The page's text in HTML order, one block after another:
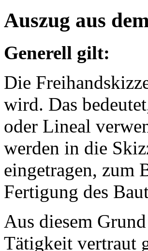
Auszug aus
Generell gilt:
Die
wird. Das
oder Lineal
werden in die
eingetragen, zum
Fertigung des
Aus diesem
Tätigkeit vertraut